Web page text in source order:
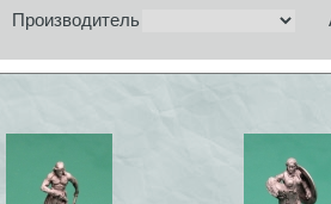
Производитель